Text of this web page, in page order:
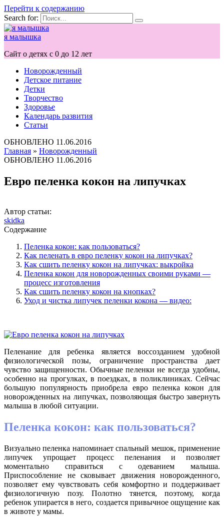
Перейти к содержанию
Search for:
я малышка
Сайт о детях с 0 до 12 лет
Новорожденный
Детское питание
Детки
Творчество
Здоровье
Календарь развития
Статьи
ОБНОВЛЕНО 11.06.2016
Главная » Новорожденный
ОБНОВЛЕНО 11.06.2016
Евро пеленка кокон на липучках
Автор статьи:
skidka
Содержание
Пеленка кокон: как пользоваться?
Как пеленать в евро пеленку кокон на липучках?
Как сшить пеленку кокон на липучках: выкройка
Пеленка кокон для новорожденных своими руками —
процесс изготовления
Как сшить пеленку кокон на кнопках?
Уход и чистка липучек пеленки кокона — видео:
Пеленание для ребенка является воссозданием удобной
физиологической позы, ограничение пространства дает
чувство защищенности. Обычные пеленки не всегда удобны,
особенно на прогулках, в поездках, в поликлиниках. Сейчас
большую популярность приобрела евро пеленка кокон для
новорожденных на липучках, позволяющая быстро завернуть
малыша в любой ситуации.
Пеленка кокон: как пользоваться?
Визуально пеленка напоминает спальный мешок, применение
липучек упрощает процесс пеленания и позволяет
моментально справиться с одеванием малыша.
Приспособление не сковывает движения новорожденного,
позволяет ему чувствовать себя комфортно и поддерживает
физиологичную позу. Полотно тянется, поэтому, когда
ребенок упирается в него, создается привычное ощущение как
в животе у мамы.